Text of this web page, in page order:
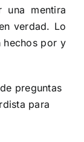
una mentira
verdad. Lo
hechos por y
preguntas
para